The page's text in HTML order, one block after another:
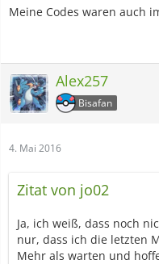
Meine Codes waren auch
Alex257
Bisafan
4. Mai 2016
Zitat von jo02
Ja, ich weiß, dass noch
nur, dass ich die letzten
Mehr als warten und